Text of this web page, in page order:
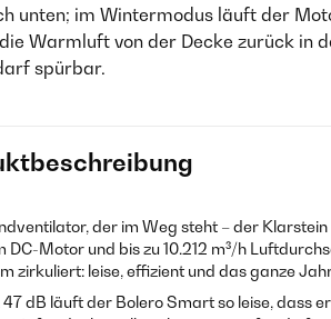
unten; im Wintermodus läuft der
Warmluft von der Decke zurück in
spürbar.
der im Weg steht – der
DC-Motor und bis zu 10.212 m³/h
zirkuliert: leise, effizient und das ganze
dB läuft der Bolero Smart so leise, dass